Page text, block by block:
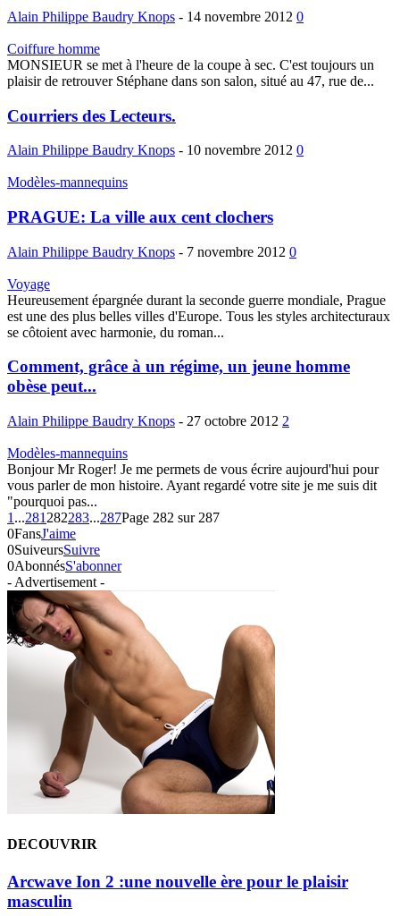
Alain Philippe Baudry Knops - 14 novembre 2012 0
Coiffure homme
MONSIEUR se met à l'heure de la coupe à sec. C'est toujours un
plaisir de retrouver Stéphane dans son salon, situé au 47, rue de...
Courriers des Lecteurs.
Alain Philippe Baudry Knops - 10 novembre 2012 0
Modèles-mannequins
PRAGUE: La ville aux cent clochers
Alain Philippe Baudry Knops - 7 novembre 2012 0
Voyage
Heureusement épargnée durant la seconde guerre mondiale, Prague
est une des plus belles villes d'Europe. Tous les styles architecturaux
se côtoient avec harmonie, du roman...
Comment, grâce à un régime, un jeune homme
obèse peut...
Alain Philippe Baudry Knops - 27 octobre 2012 2
Modèles-mannequins
Bonjour Mr Roger! Je me permets de vous écrire aujourd'hui pour
vous parler de mon histoire. Ayant regardé votre site je me suis dit
"pourquoi pas...
1 ...281 282283...287Page 282 sur 287
0FansJ'aime
0SuiveursSuivre
0AbonnésS'abonner
- Advertisement -
DECOUVRIR
Arcwave Ion 2 :une nouvelle ère pour le plaisir
masculin